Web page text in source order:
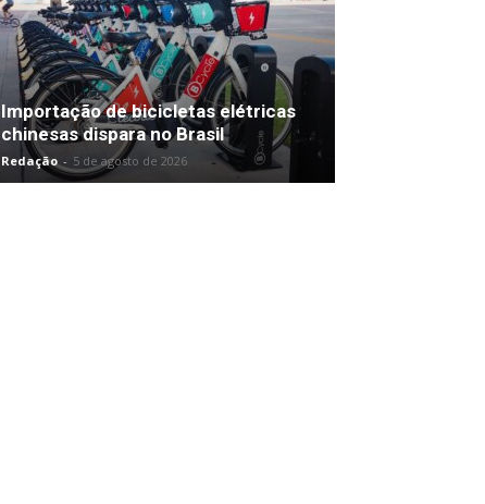
Importação de bicicletas elétricas
chinesas dispara no Brasil
Redação - 5 de agosto de 2026